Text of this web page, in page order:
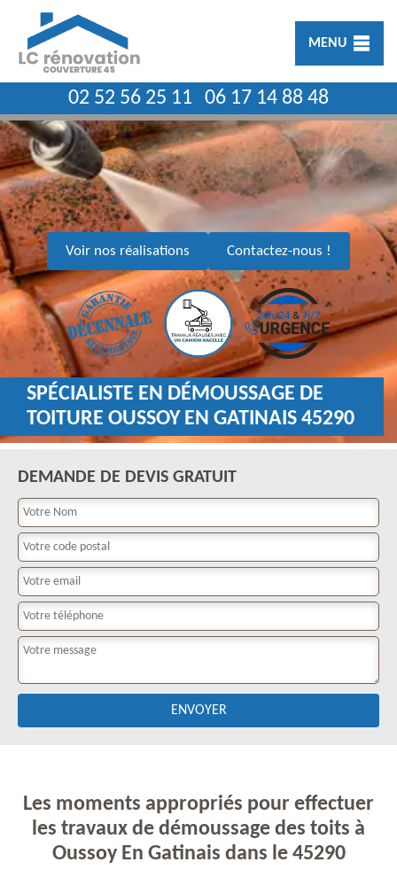
MENU
02 52 56 25 11 06 17 14 88 48
Voir nos réalisations Contactez-nous !
SPÉCIALISTE EN DÉMOUSSAGE DE
TOITURE OUSSOY EN GATINAIS 45290
DEMANDE DE DEVIS GRATUIT
Les moments appropriés pour effectuer
les travaux de démoussage des toits à
Oussoy En Gatinais dans le 45290